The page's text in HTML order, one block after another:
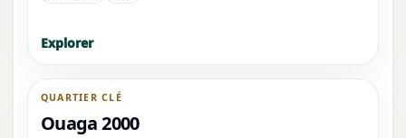
Explorer
QUARTIER CLÉ
Ouaga 2000